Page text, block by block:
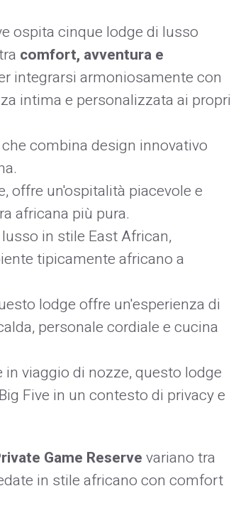
ospita cinque lodge di lusso
comfort, avventura e
integrarsi armoniosamente con
intima e personalizzata ai propri
combina design innovativo
offre un'ospitalità piacevole e
africana più pura.
in stile East African,
tipicamente africano a
lodge offre un'esperienza di
personale cordiale e cucina
viaggio di nozze, questo lodge
Five in un contesto di privacy e
Game Reservevariano tra
in stile africano con comfort